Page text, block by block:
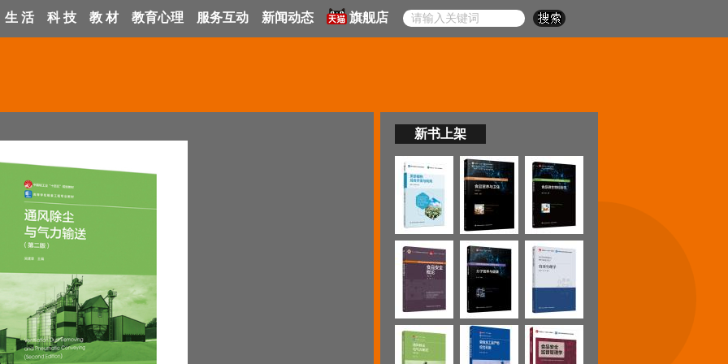
生 活 科 技 教 材 教育心理 服务互动 新闻动态 旗舰店
新书上架